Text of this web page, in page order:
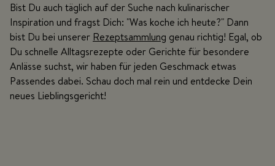
Bist Du auch täglich auf der Suche nach kulinarischer
Inspiration und fragst Dich: "Was koche ich heute?" Dann
bist Du bei unserer Rezeptsammlung genau richtig! Egal, ob
Du schnelle Alltagsrezepte oder Gerichte für besondere
Anlässe suchst, wir haben für jeden Geschmack etwas
Passendes dabei. Schau doch mal rein und entdecke Dein
neues Lieblingsgericht!